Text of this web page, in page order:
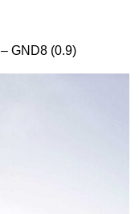
GND8 (0.9)